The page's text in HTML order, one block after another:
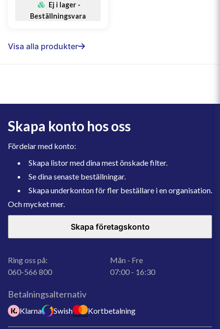
Ej i lager -
Beställningsvara
Visa alla produkter
Skapa konto hos oss
Fördelar med konto:
Skapa listor med dina mest önskade filter.
Se dina senaste beställningar.
Skapa underkonton för fler beställare i en organisation.
Och mycket mer.
Skapa företagskonto
Ring oss på:
060-566 800
Mån - Fre
07:00 - 16:30
Betalningsalternativ
Klarna Swish Kortbetalning